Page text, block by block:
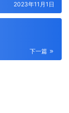
2023年11月1日
下一篇